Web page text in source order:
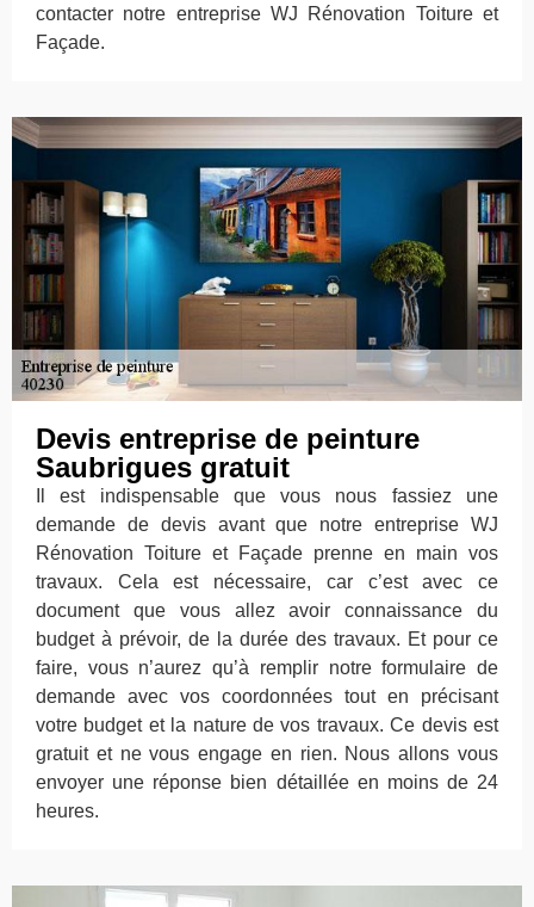
contacter notre entreprise WJ Rénovation Toiture et
Façade.
Devis entreprise de peinture
Saubrigues gratuit
Il est indispensable que vous nous fassiez une
demande de devis avant que notre entreprise WJ
Rénovation Toiture et Façade prenne en main vos
travaux. Cela est nécessaire, car c’est avec ce
document que vous allez avoir connaissance du
budget à prévoir, de la durée des travaux. Et pour ce
faire, vous n’aurez qu’à remplir notre formulaire de
demande avec vos coordonnées tout en précisant
votre budget et la nature de vos travaux. Ce devis est
gratuit et ne vous engage en rien. Nous allons vous
envoyer une réponse bien détaillée en moins de 24
heures.